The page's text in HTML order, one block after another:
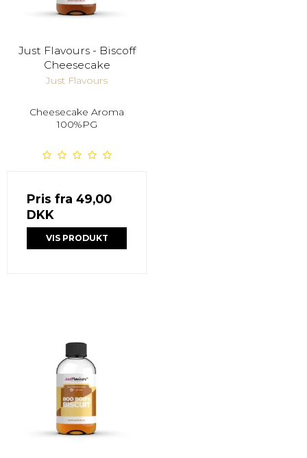
Just Flavours - Biscoff
Cheesecake
Just Flavours
Cheesecake Aroma
100%PG
Pris fra 49,00
DKK
VIS PRODUKT